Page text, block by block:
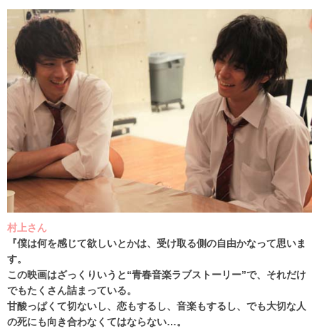
村上さん
『僕は何を感じて欲しいとかは、受け取る側の自由かなって思いま
す。
この映画はざっくりいうと“青春音楽ラブストーリー”で、それだけ
でもたくさん詰まっている。
甘酸っぱくて切ないし、恋もするし、音楽もするし、でも大切な人
の死にも向き合わなくてはならない…。